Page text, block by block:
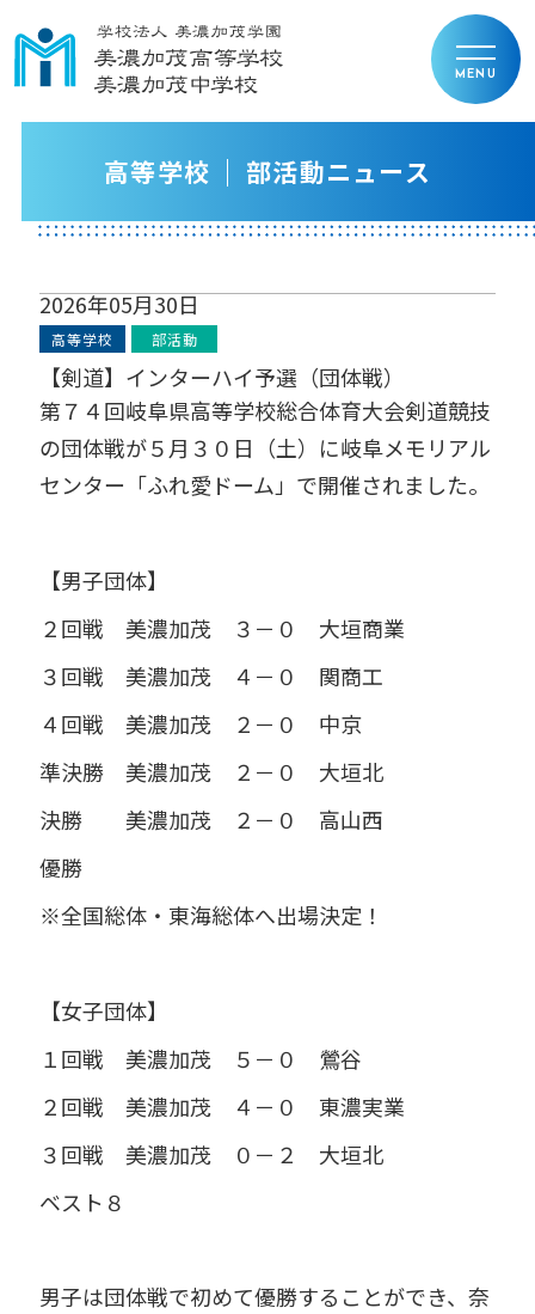
高等学校 部活動ニュース
2026年05月30日
高等学校 部活動
【剣道】インターハイ予選（団体戦）
第７４回岐阜県高等学校総合体育大会剣道競技
の団体戦が５月３０日（土）に岐阜メモリアル
センター「ふれ愛ドーム」で開催されました。
【男子団体】
２回戦 美濃加茂 ３－０ 大垣商業
３回戦 美濃加茂 ４－０ 関商工
４回戦 美濃加茂 ２－０ 中京
準決勝 美濃加茂 ２－０ 大垣北
決勝 美濃加茂 ２－０ 高山西
優勝
※全国総体・東海総体へ出場決定！
【女子団体】
１回戦 美濃加茂 ５－０ 鶯谷
２回戦 美濃加茂 ４－０ 東濃実業
３回戦 美濃加茂 ０－２ 大垣北
ベスト８
男子は団体戦で初めて優勝することができ、奈